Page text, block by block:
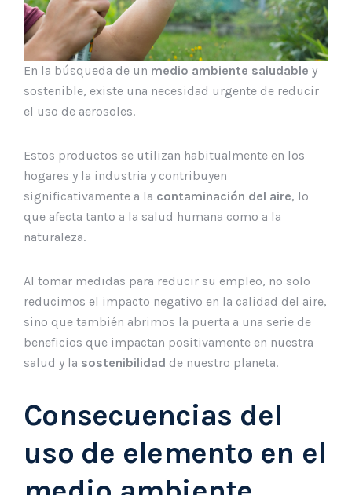
En la búsqueda de un medio ambiente saludable y
sostenible, existe una necesidad urgente de reducir
el uso de aerosoles.
Estos productos se utilizan habitualmente en los
hogares y la industria y contribuyen
significativamente a la contaminación del aire, lo
que afecta tanto a la salud humana como a la
naturaleza.
Al tomar medidas para reducir su empleo, no solo
reducimos el impacto negativo en la calidad del aire,
sino que también abrimos la puerta a una serie de
beneficios que impactan positivamente en nuestra
salud y la sostenibilidad de nuestro planeta.
Consecuencias del
uso de elemento en el